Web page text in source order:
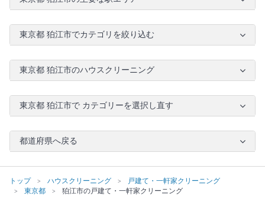
東京都 狛江市でカテゴリを絞り込む
東京都 狛江市のハウスクリーニング
東京都 狛江市で カテゴリーを選択し直す
都道府県へ戻る
トップ ハウスクリーニング
戸建て・一軒家クリーニング
東京都
狛江市の戸建て・一軒家クリーニング